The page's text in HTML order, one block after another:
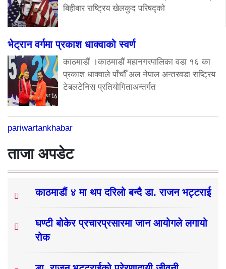
बिहीबार राष्ट्रिय खेलकुद परिषद्को
भेट्रान वर्गमा प्रकाश धाक्वाको स्वर्ण
काठमाडौं ।काठमाडौं महानगरपालिका वडा १६ का
प्रकाश धाक्वाले पाँचौँ अल नेपाल अन्तरवडा राष्ट्रिय
टेबलटेनिस प्रतियोगिताअन्तर्गत
pariwartankhabar
ताजा अपडेट
काठमाडौं ४ मा थप दरिलो बन्दै डा. राजन भट्टराई
घण्टी बोकेर प्रचारप्रसारमा जान आयोगले लगायो
रोक